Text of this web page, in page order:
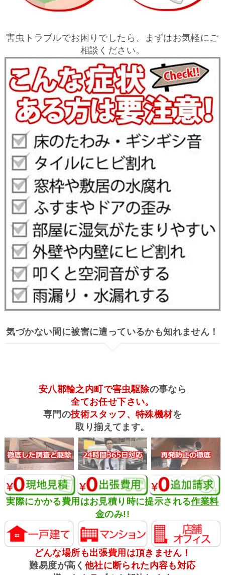
害虫トラブルでお困りでしたら、まずはお気軽にご
相談ください。
気づかない間に被害に遭っているかも知れません！
安八郡輪之内町で害虫駆除の事なら
全てお任せ下さい。
専門の技術スタッフ、特殊機材を
取り揃えてます。
実際にかかる費用はお見積り時に提示される作業料
金のみ!!
どんな場所も出張費用は頂きません！
難易度が高く 他社に断られた内容も対応